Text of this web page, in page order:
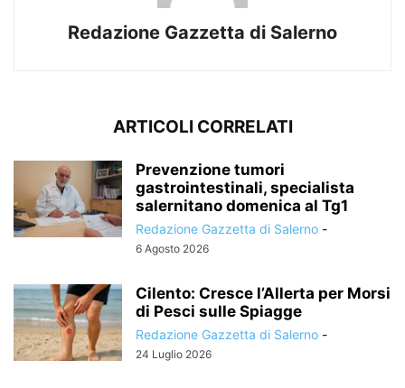
Redazione Gazzetta di Salerno
ARTICOLI CORRELATI
Prevenzione tumori
gastrointestinali, specialista
salernitano domenica al Tg1
Redazione Gazzetta di Salerno -
6 Agosto 2026
Cilento: Cresce l’Allerta per Morsi
di Pesci sulle Spiagge
Redazione Gazzetta di Salerno -
24 Luglio 2026